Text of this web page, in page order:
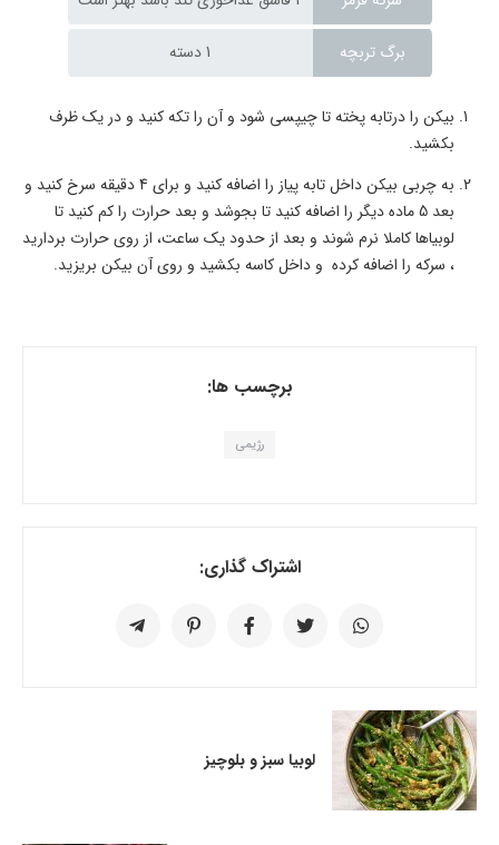
برگ تربچه 1 دسته
بیکن را درتابه پخته تا چیپسی شود و آن را تکه کنید و در یک ظرف
بکشید.
به چربی بیکن داخل تابه پیاز را اضافه کنید و برای 4 دقیقه سرخ کنید و
بعد 5 ماده دیگر را اضافه کنید تا بجوشد و بعد حرارت را کم کنید تا
لوبیاها کاملا نرم شوند و بعد از حدود یک ساعت، از روی حرارت بردارید
، سرکه را اضافه کرده و داخل کاسه بکشید و روی آن بیکن بریزید.
برچسب ها:
رژیمی
اشتراک گذاری:
لوبیا سبز و بلوچیز